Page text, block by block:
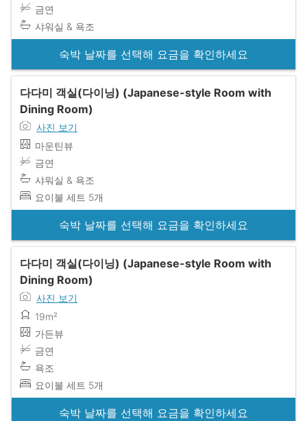
금연
샤워실 & 욕조
숙박 날짜를 선택해 요금을 확인하세요
다다미 객실(다이닝) (Japanese-style Room with
Dining Room)
사진 보기
마운틴뷰
금연
샤워실 & 욕조
요이불 세트 5개
숙박 날짜를 선택해 요금을 확인하세요
다다미 객실(다이닝) (Japanese-style Room with
Dining Room)
사진 보기
19m²
가든뷰
금연
욕조
요이불 세트 5개
숙박 날짜를 선택해 요금을 확인하세요